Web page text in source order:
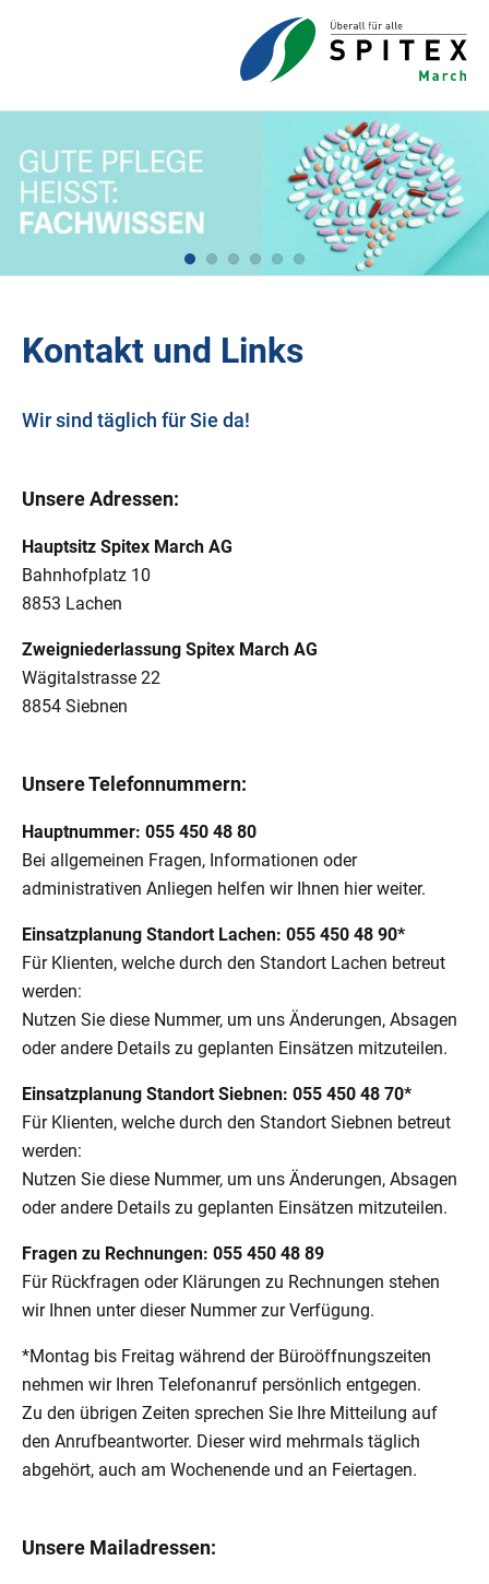
Kontakt und Links
Wir sind täglich für Sie da!
Unsere Adressen:
Hauptsitz Spitex March AG
Bahnhofplatz 10
8853 Lachen
Zweigniederlassung Spitex March AG
Wägitalstrasse 22
8854 Siebnen
Unsere Telefonnummern:
Hauptnummer: 055 450 48 80
Bei allgemeinen Fragen, Informationen oder
administrativen Anliegen helfen wir Ihnen hier weiter.
Einsatzplanung Standort Lachen: 055 450 48 90*
Für Klienten, welche durch den Standort Lachen betreut
werden:
Nutzen Sie diese Nummer, um uns Änderungen, Absagen
oder andere Details zu geplanten Einsätzen mitzuteilen.
Einsatzplanung Standort Siebnen: 055 450 48 70*
Für Klienten, welche durch den Standort Siebnen betreut
werden:
Nutzen Sie diese Nummer, um uns Änderungen, Absagen
oder andere Details zu geplanten Einsätzen mitzuteilen.
Fragen zu Rechnungen: 055 450 48 89
Für Rückfragen oder Klärungen zu Rechnungen stehen
wir Ihnen unter dieser Nummer zur Verfügung.
*Montag bis Freitag während der Büroöffnungszeiten
nehmen wir Ihren Telefonanruf persönlich entgegen.
Zu den übrigen Zeiten sprechen Sie Ihre Mitteilung auf
den Anrufbeantworter. Dieser wird mehrmals täglich
abgehört, auch am Wochenende und an Feiertagen.
Unsere Mailadressen: